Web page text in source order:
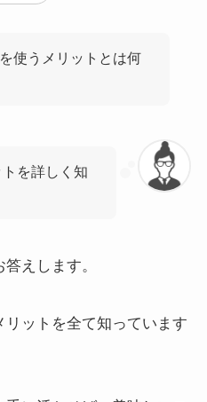
使うメリットとは何
を詳しく知
えします。
ットを全て知っています